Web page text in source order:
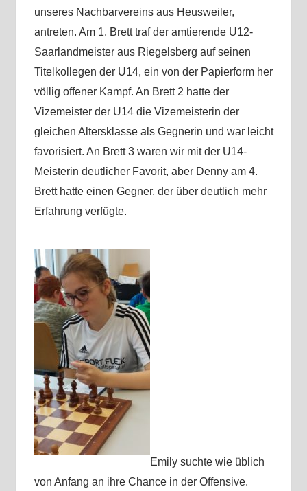
unseres Nachbarvereins aus Heusweiler,
antreten. Am 1. Brett traf der amtierende U12-
Saarlandmeister aus Riegelsberg auf seinen
Titelkollegen der U14, ein von der Papierform her
völlig offener Kampf. An Brett 2 hatte der
Vizemeister der U14 die Vizemeisterin der
gleichen Altersklasse als Gegnerin und war leicht
favorisiert. An Brett 3 waren wir mit der U14-
Meisterin deutlicher Favorit, aber Denny am 4.
Brett hatte einen Gegner, der über deutlich mehr
Erfahrung verfügte.
Emily suchte wie üblich
von Anfang an ihre Chance in der Offensive.